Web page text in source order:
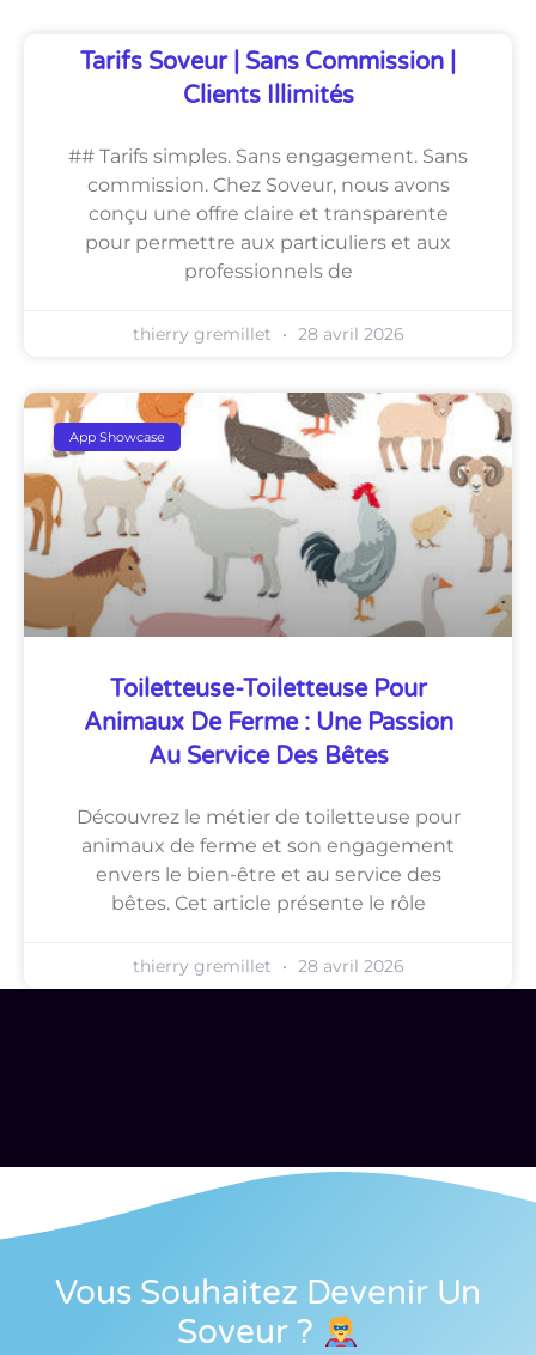
Tarifs Soveur | Sans Commission |
Clients Illimités
## Tarifs simples. Sans engagement. Sans
commission. Chez Soveur, nous avons
conçu une offre claire et transparente
pour permettre aux particuliers et aux
professionnels de
thierry gremillet 28 avril 2026
App Showcase
Toiletteuse-Toiletteuse Pour
Animaux De Ferme : Une Passion
Au Service Des Bêtes
Découvrez le métier de toiletteuse pour
animaux de ferme et son engagement
envers le bien-être et au service des
bêtes. Cet article présente le rôle
thierry gremillet 28 avril 2026
Vous Souhaitez Devenir Un
Soveur ?